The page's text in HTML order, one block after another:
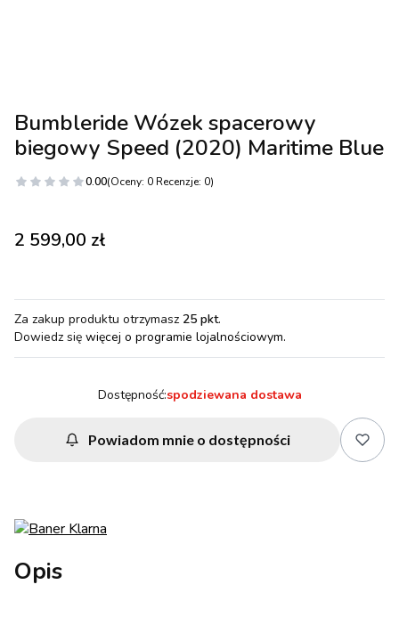
Bumbleride Wózek spacerowy
biegowy Speed (2020) Maritime Blue
0.00(Oceny: 0 Recenzje: 0)
Cena
2 599,00 zł
Za zakup produktu otrzymasz 25 pkt.
Dowiedz się więcej o programie lojalnościowym.
Dostępność:spodziewana dostawa
Powiadom mnie o dostępności
Opis